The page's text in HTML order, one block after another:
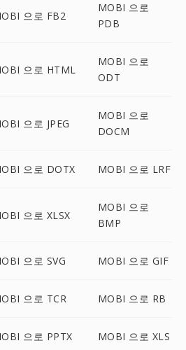
으로 FB2
MOBI 으로
PDB
으로 HTML
MOBI 으로
ODT
으로 JPEG
MOBI 으로
DOCM
으로 DOTX MOBI 으로 LRF
으로 XLSX
MOBI 으로
BMP
으로 SVG MOBI 으로 GIF
으로 TCR MOBI 으로 RB
으로 PPTX MOBI 으로 XLS